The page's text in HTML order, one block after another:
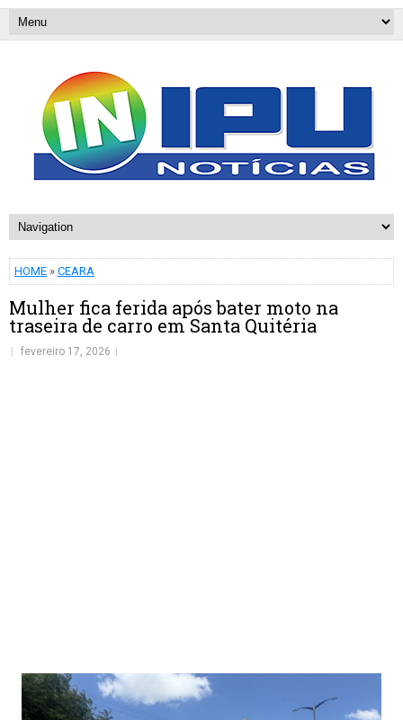
HOME » CEARA
Mulher fica ferida após bater moto na
traseira de carro em Santa Quitéria
fevereiro 17, 2026